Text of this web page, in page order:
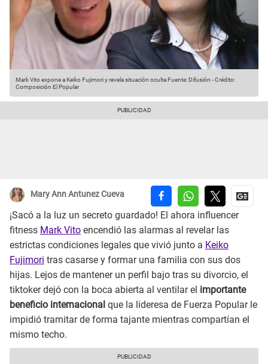
Mark Vito expone a Keiko Fujimori y revela situación ocultaFuente: Difusión -Crédito:
Composición El Popular
Mary Ann Antunez Cueva
¡Sacó a la luz un secreto guardado! El ahora influencer
fitness Mark Vito encendió las alarmas al revelar las
estrictas condiciones legales que vivió junto a Keiko
Fujimori tras casarse y formar una familia con sus dos
hijas. Lejos de mantener un perfil bajo tras su divorcio, el
tiktoker dejó con la boca abierta al ventilar el importante
beneficio internacional que la lideresa de Fuerza Popular le
impidió tramitar de forma tajante mientras compartían el
mismo techo.